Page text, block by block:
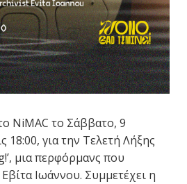
NiMAC το Σάββατο, 9
18:00, για την Τελετή Λήξης
μια περφόρμανς που
Ιωάννου. Συμμετέχει η